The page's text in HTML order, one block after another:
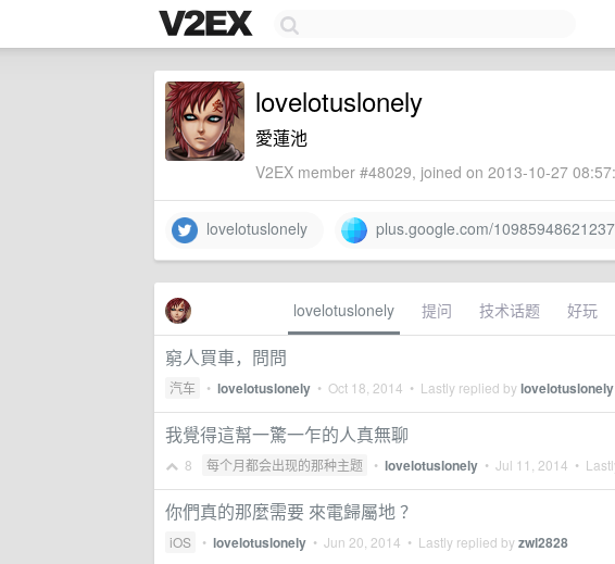
lovelotuslonely
愛蓮池
V2EX member #48029, joined on 2013-10-27
lovelotuslonely plus.google.com/
lovelotuslonely 提问 技术话题 好玩
窮人買車，問問
汽车 • lovelotuslonely • Oct 18, 2014 • Lastly replied bylovelotuslonely
我覺得這幫一驚一乍的人真無聊
8 每个月都会出现的那种主题 • lovelotuslonely • Jul 11, 2014 •
你們真的那麼需要 來電歸屬地 ？
iOS • lovelotuslonely • Jun 20, 2014 • Lastly replied byzwl2828